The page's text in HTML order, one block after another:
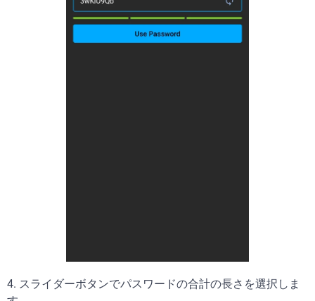
4. スライダーボタンでパスワードの合計の長さを選択しま